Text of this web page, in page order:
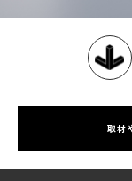
取材